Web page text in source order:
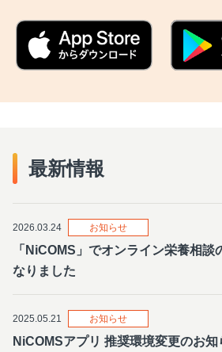
最新情報
2026.03.24 お知らせ
「NiCOMS」でオンライン栄養相談
なりました
2025.05.21 お知らせ
NiCOMSアプリ 推奨環境変更のお知